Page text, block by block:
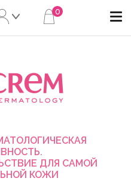
0
ДЛЯ САМОЙ
КОЖИ